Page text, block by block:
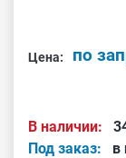
Цена: по
В наличии:
Под заказ:
в